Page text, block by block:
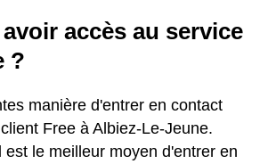
accès au service
?
manière d'entrer en contact
Free à Albiez-Le-Jeune.
est le meilleur moyen d'entrer en